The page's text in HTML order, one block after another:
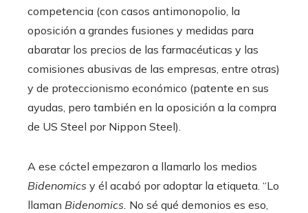
competencia (con casos antimonopolio, la
oposición a grandes fusiones y medidas para
abaratar los precios de las farmacéuticas y las
comisiones abusivas de las empresas, entre otras)
y de proteccionismo económico (patente en sus
ayudas, pero también en la oposición a la compra
de US Steel por Nippon Steel).
A ese cóctel empezaron a llamarlo los medios
Bidenomics y él acabó por adoptar la etiqueta. “Lo
llaman Bidenomics. No sé qué demonios es eso,